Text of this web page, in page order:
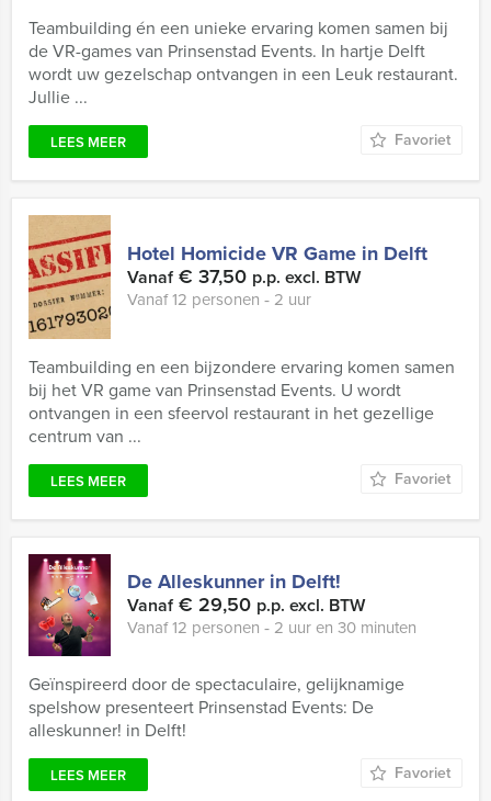
Teambuilding én een unieke ervaring komen samen bij
de VR-games van Prinsenstad Events. In hartje Delft
wordt uw gezelschap ontvangen in een Leuk restaurant.
Jullie ...
LEES MEER Favoriet
Hotel Homicide VR Game in Delft
Vanaf€ 37,50 p.p. excl. BTW
Vanaf 12 personen ‐ 2 uur
Teambuilding en een bijzondere ervaring komen samen
bij het VR game van Prinsenstad Events. U wordt
ontvangen in een sfeervol restaurant in het gezellige
centrum van ...
LEES MEER Favoriet
De Alleskunner in Delft!
Vanaf€ 29,50 p.p. excl. BTW
Vanaf 12 personen ‐ 2 uur en 30 minuten
Geïnspireerd door de spectaculaire, gelijknamige
spelshow presenteert Prinsenstad Events: De
alleskunner! in Delft!
LEES MEER Favoriet